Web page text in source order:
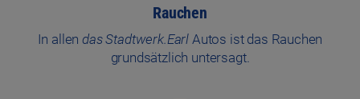
Rauchen
In allendas Stadtwerk.Earl Autos ist das Rauchen
grundsätzlich untersagt.